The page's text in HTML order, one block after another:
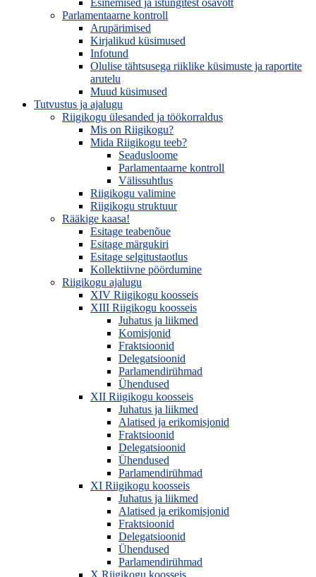
Parlamentaarne kontroll
Arupärimised
Kirjalikud küsimused
Infotund
Olulise tähtsusega riiklike küsimuste ja raportite
arutelu
Muud küsimused
Tutvustus ja ajalugu
Riigikogu ülesanded ja töökorraldus
Mis on Riigikogu?
Mida Riigikogu teeb?
Seadusloome
Parlamentaarne kontroll
Välissuhtlus
Riigikogu valimine
Riigikogu struktuur
Rääkige kaasa!
Esitage teabenõue
Esitage märgukiri
Esitage selgitustaotlus
Kollektiivne pöördumine
Riigikogu ajalugu
XIV Riigikogu koosseis
XIII Riigikogu koosseis
Juhatus ja liikmed
Komisjonid
Fraktsioonid
Delegatsioonid
Parlamendirühmad
Ühendused
XII Riigikogu koosseis
Juhatus ja liikmed
Alatised ja erikomisjonid
Fraktsioonid
Delegatsioonid
Ühendused
Parlamendirühmad
XI Riigikogu koosseis
Juhatus ja liikmed
Alatised ja erikomisjonid
Fraktsioonid
Delegatsioonid
Ühendused
Parlamendirühmad
X Riigikogu koosseis